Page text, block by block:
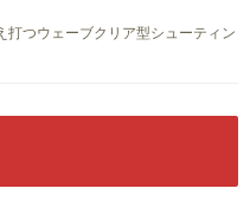
打つウェーブクリア型シューティン